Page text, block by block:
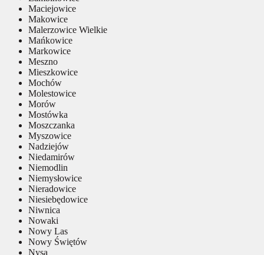
Maciejowice
Makowice
Malerzowice Wielkie
Mańkowice
Markowice
Meszno
Mieszkowice
Mochów
Molestowice
Morów
Mostówka
Moszczanka
Myszowice
Nadziejów
Niedamirów
Niemodlin
Niemysłowice
Nieradowice
Niesiebędowice
Niwnica
Nowaki
Nowy Las
Nowy Świętów
Nysa